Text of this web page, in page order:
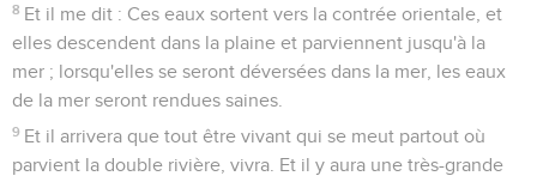
8 Et il me dit : Ces eaux sortent vers la contrée orientale, et
elles descendent dans la plaine et parviennent jusqu'à la
mer ; lorsqu'elles se seront déversées dans la mer, les eaux
de la mer seront rendues saines.
9 Et il arrivera que tout être vivant qui se meut partout où
parvient la double rivière, vivra. Et il y aura une très-grande